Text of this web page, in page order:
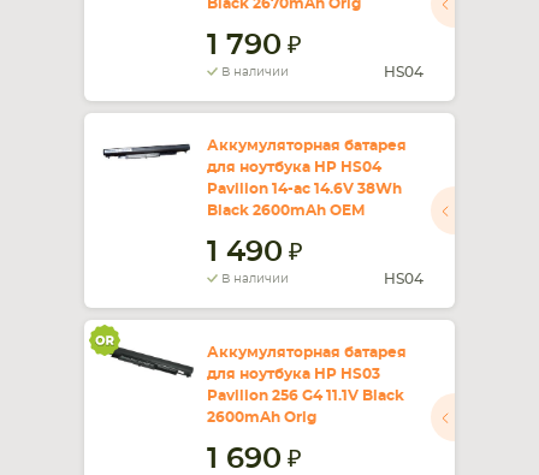
КОМПЛЕКТУЮЩИЕ
Black 2670mAh Orig
1 790
В наличии HS04
Аккумуляторная батарея
для ноутбука HP HS04
Pavilion 14-ac 14.6V 38Wh
Black 2600mAh OEM
1 490
В наличии HS04
Аккумуляторная батарея
для ноутбука HP HS03
Pavilion 256 G4 11.1V Black
2600mAh Orig
1 690